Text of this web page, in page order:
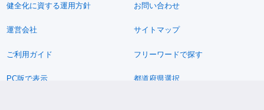
健全化に資する運用方針 お問い合わせ
運営会社 サイトマップ
ご利用ガイド フリーワードで探す
PC版で表示 都道府県選択